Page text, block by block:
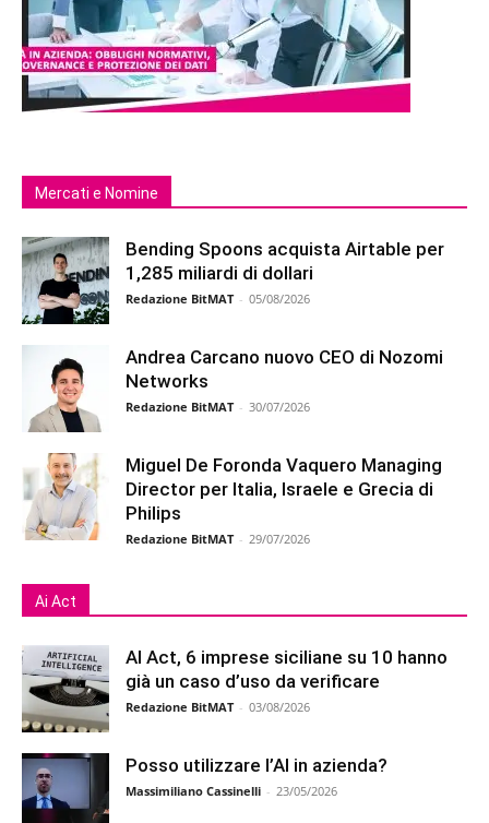
Mercati e Nomine
Bending Spoons acquista Airtable per
1,285 miliardi di dollari
Redazione BitMAT - 05/08/2026
Andrea Carcano nuovo CEO di Nozomi
Networks
Redazione BitMAT - 30/07/2026
Miguel De Foronda Vaquero Managing
Director per Italia, Israele e Grecia di
Philips
Redazione BitMAT - 29/07/2026
Ai Act
AI Act, 6 imprese siciliane su 10 hanno
già un caso d’uso da verificare
Redazione BitMAT - 03/08/2026
Posso utilizzare l’AI in azienda?
Massimiliano Cassinelli - 23/05/2026